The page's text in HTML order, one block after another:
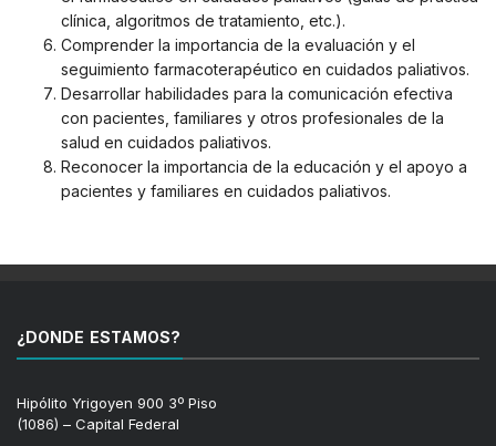
clínica, algoritmos de tratamiento, etc.).
Comprender la importancia de la evaluación y el
seguimiento farmacoterapéutico en cuidados paliativos.
Desarrollar habilidades para la comunicación efectiva
con pacientes, familiares y otros profesionales de la
salud en cuidados paliativos.
Reconocer la importancia de la educación y el apoyo a
pacientes y familiares en cuidados paliativos.
¿DONDE ESTAMOS?
Hipólito Yrigoyen 900 3º Piso
(1086) – Capital Federal